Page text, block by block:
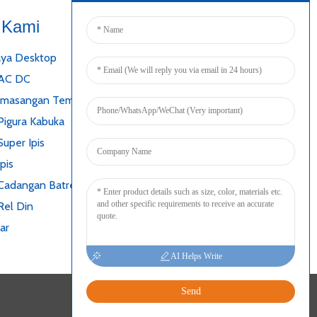
Desktop
DC
Tembok
Kabuka
Ipis
Batré
Din
AI Helps Write
Send